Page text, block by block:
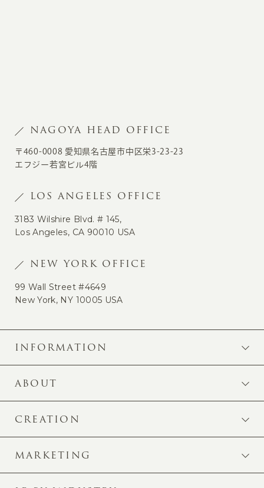
NAGOYA HEAD OFFICE
〒460-0008 愛知県名古屋市中区栄3-23-23
エフジー若宮ビル4階
LOS ANGELES OFFICE
3183 Wilshire Blvd. # 145,
Los Angeles, CA 90010 USA
NEW YORK OFFICE
99 Wall Street #4649
New York, NY 10005 USA
INFORMATION
ABOUT
CREATION
MARKETING